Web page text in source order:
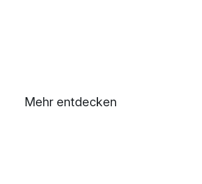
Mehr entdecken